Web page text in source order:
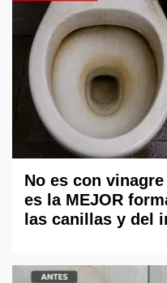
No es con
es la MEJOR
las canillas y del